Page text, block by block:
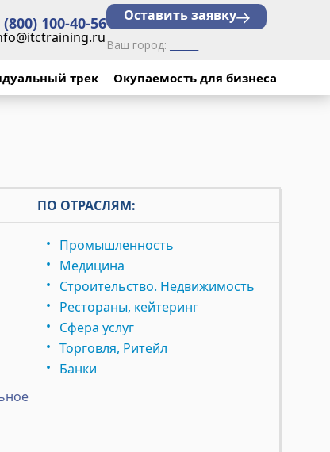
(800) 100-40-56 Оставить заявку
Ваш город:
трек Окупаемость для бизнеса
ПО ОТРАСЛЯМ:
Промышленность
Медицина
Строительство. Недвижимость
Рестораны, кейтеринг
Сфера услуг
Торговля, Ритейл
Банки